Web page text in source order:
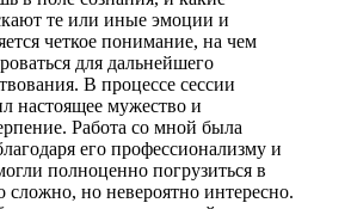
те или иные эмоции и
четкое понимание, на чем
для дальнейшего
В процессе сессии
настоящее мужество и
Работа со мной была
его профессионализму и
полноценно погрузиться в
сложно, но невероятно интересно.